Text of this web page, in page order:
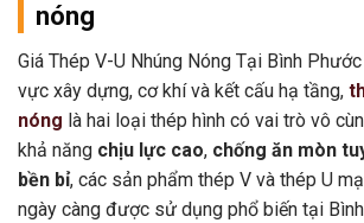
nóng
Giá Thép V-U Nhúng Nóng Tại Bình
vực xây dựng, cơ khí và kết cấu hạ tầng,
nóng là hai loại thép hình có vai trò vô
khả năng chịu lực cao, chống ăn mòn
bền bỉ, các sản phẩm thép V và thép U
ngày càng được sử dụng phổ biến tại